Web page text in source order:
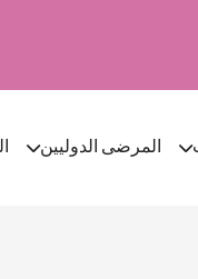
المرضى الدوليين